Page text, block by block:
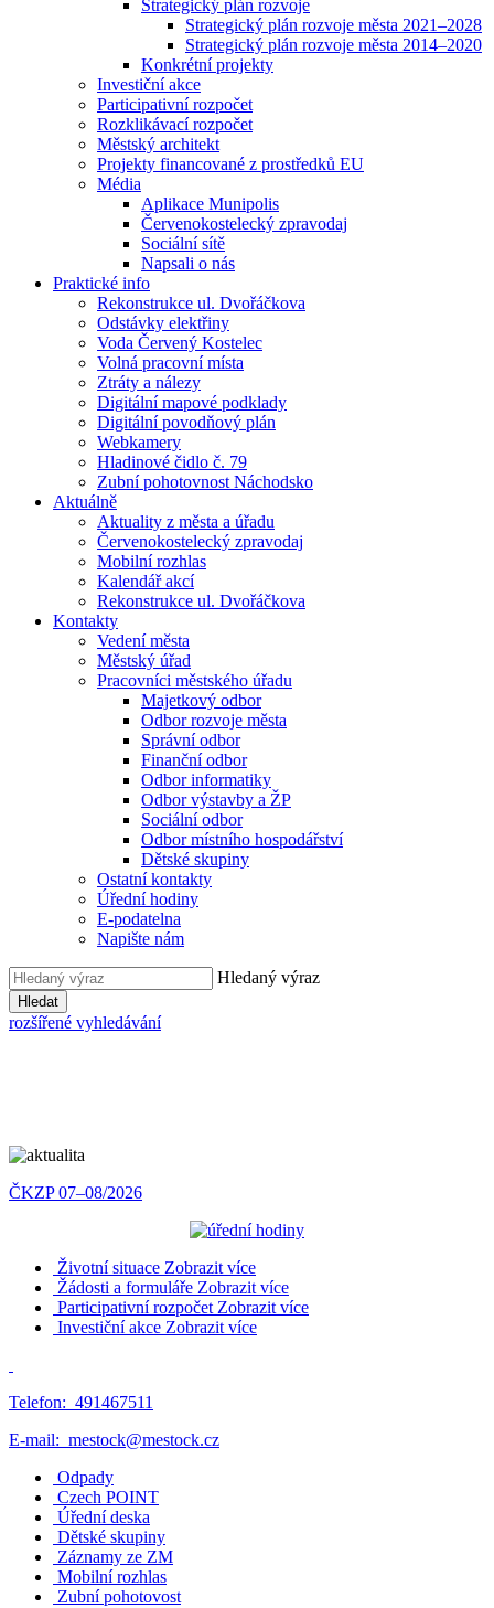
Strategický plán rozvoje
Strategický plán rozvoje města 2021–2028
Strategický plán rozvoje města 2014–2020
Konkrétní projekty
Investiční akce
Participativní rozpočet
Rozklikávací rozpočet
Městský architekt
Projekty financované z prostředků EU
Média
Aplikace Munipolis
Červenokostelecký zpravodaj
Sociální sítě
Napsali o nás
Praktické info
Rekonstrukce ul. Dvořáčkova
Odstávky elektřiny
Voda Červený Kostelec
Volná pracovní místa
Ztráty a nálezy
Digitální mapové podklady
Digitální povodňový plán
Webkamery
Hladinové čidlo č. 79
Zubní pohotovnost Náchodsko
Aktuálně
Aktuality z města a úřadu
Červenokostelecký zpravodaj
Mobilní rozhlas
Kalendář akcí
Rekonstrukce ul. Dvořáčkova
Kontakty
Vedení města
Městský úřad
Pracovníci městského úřadu
Majetkový odbor
Odbor rozvoje města
Správní odbor
Finanční odbor
Odbor informatiky
Odbor výstavby a ŽP
Sociální odbor
Odbor místního hospodářství
Dětské skupiny
Ostatní kontakty
Úřední hodiny
E-podatelna
Napište nám
Hledaný výraz
Hledat
rozšířené vyhledávání
ČKZP 07–08/2026
Životní situace Zobrazit více
Žádosti a formuláře Zobrazit více
Participativní rozpočet Zobrazit více
Investiční akce Zobrazit více
Telefon: 491467511
E-mail: mestock@mestock.cz
Odpady
Czech POINT
Úřední deska
Dětské skupiny
Záznamy ze ZM
Mobilní rozhlas
Zubní pohotovost